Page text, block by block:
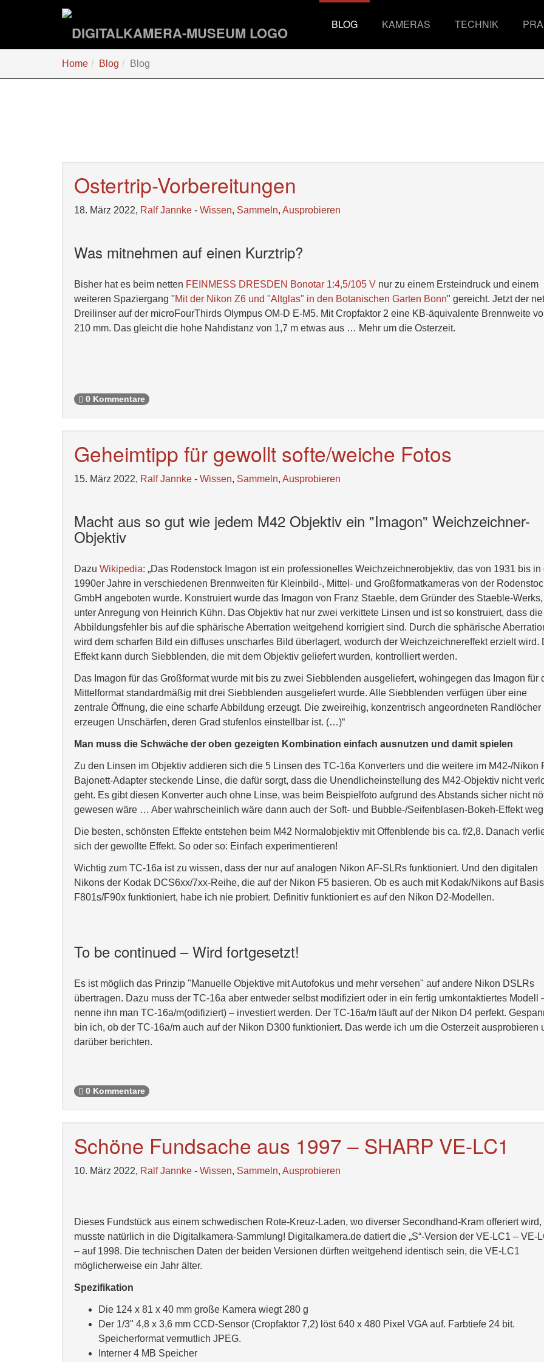
BLOG KAMERAS TECHNIK
sind
Home Blog Blog
Ostertrip-Vorbereitungen
18. März 2022, Ralf Jannke - Wissen, Sammeln, Ausprobieren
Was mitnehmen auf einen Kurztrip?
Bisher hat es beim netten FEINMESS DRESDEN Bonotar 1:4,5/105 V nur zu einem Ersteindruck und einem
weiteren Spaziergang "Mit der Nikon Z6 und "Altglas" in den Botanischen Garten Bonn" gereicht. Jetzt der
Dreilinser auf der microFourThirds Olympus OM-D E-M5. Mit Cropfaktor 2 eine KB-äquivalente Brennweite
210 mm. Das gleicht die hohe Nahdistanz von 1,7 m etwas aus … Mehr um die Osterzeit.
0 Kommentare
Geheimtipp für gewollt softe/weiche Fotos
15. März 2022, Ralf Jannke - Wissen, Sammeln, Ausprobieren
Macht aus so gut wie jedem M42 Objektiv ein "Imagon" Weichzeichner-
Objektiv
Dazu Wikipedia: „Das Rodenstock Imagon ist ein professionelles Weichzeichnerobjektiv, das von 1931 bis in
1990er Jahre in verschiedenen Brennweiten für Kleinbild-, Mittel- und Großformatkameras von der
GmbH angeboten wurde. Konstruiert wurde das Imagon von Franz Staeble, dem Gründer des Staeble-Werks,
unter Anregung von Heinrich Kühn. Das Objektiv hat nur zwei verkittete Linsen und ist so konstruiert, dass die
Abbildungsfehler bis auf die sphärische Aberration weitgehend korrigiert sind. Durch die sphärische
wird dem scharfen Bild ein diffuses unscharfes Bild überlagert, wodurch der Weichzeichnereffekt erzielt wird.
Effekt kann durch Siebblenden, die mit dem Objektiv geliefert wurden, kontrolliert werden.
Das Imagon für das Großformat wurde mit bis zu zwei Siebblenden ausgeliefert, wohingegen das Imagon für
Mittelformat standardmäßig mit drei Siebblenden ausgeliefert wurde. Alle Siebblenden verfügen über eine
zentrale Öffnung, die eine scharfe Abbildung erzeugt. Die zweireihig, konzentrisch angeordneten Randlöcher
erzeugen Unschärfen, deren Grad stufenlos einstellbar ist. (…)“
Man muss die Schwäche der oben gezeigten Kombination einfach ausnutzen und damit spielen
Zu den Linsen im Objektiv addieren sich die 5 Linsen des TC-16a Konverters und die weitere im M42-/Nikon
Bajonett-Adapter steckende Linse, die dafür sorgt, dass die Unendlicheinstellung des M42-Objektiv nicht
geht. Es gibt diesen Konverter auch ohne Linse, was beim Beispielfoto aufgrund des Abstands sicher nicht
gewesen wäre … Aber wahrscheinlich wäre dann auch der Soft- und Bubble-/Seifenblasen-Bokeh-Effekt
Die besten, schönsten Effekte entstehen beim M42 Normalobjektiv mit Offenblende bis ca. f/2,8. Danach
sich der gewollte Effekt. So oder so: Einfach experimentieren!
Wichtig zum TC-16a ist zu wissen, dass der nur auf analogen Nikon AF-SLRs funktioniert. Und den digitalen
Nikons der Kodak DCS6xx/7xx-Reihe, die auf der Nikon F5 basieren. Ob es auch mit Kodak/Nikons auf
F801s/F90x funktioniert, habe ich nie probiert. Definitiv funktioniert es auf den Nikon D2-Modellen.
To be continued – Wird fortgesetzt!
Es ist möglich das Prinzip "Manuelle Objektive mit Autofokus und mehr versehen" auf andere Nikon DSLRs
übertragen. Dazu muss der TC-16a aber entweder selbst modifiziert oder in ein fertig umkontaktiertes Modell
nenne ihn man TC-16a/m(odifiziert) – investiert werden. Der TC-16a/m läuft auf der Nikon D4 perfekt.
bin ich, ob der TC-16a/m auch auf der Nikon D300 funktioniert. Das werde ich um die Osterzeit ausprobieren
darüber berichten.
0 Kommentare
Schöne Fundsache aus 1997 – SHARP VE-LC1
10. März 2022, Ralf Jannke - Wissen, Sammeln, Ausprobieren
Dieses Fundstück aus einem schwedischen Rote-Kreuz-Laden, wo diverser Secondhand-Kram offeriert wird,
musste natürlich in die Digitalkamera-Sammlung! Digitalkamera.de datiert die „S“-Version der VE-LC1 – VE-
– auf 1998. Die technischen Daten der beiden Versionen dürften weitgehend identisch sein, die VE-LC1
möglicherweise ein Jahr älter.
Spezifikation
Die 124 x 81 x 40 mm große Kamera wiegt 280 g
Der 1/3" 4,8 x 3,6 mm CCD-Sensor (Cropfaktor 7,2) löst 640 x 480 Pixel VGA auf. Farbtiefe 24 bit.
Speicherformat vermutlich JPEG.
Interner 4 MB Speicher